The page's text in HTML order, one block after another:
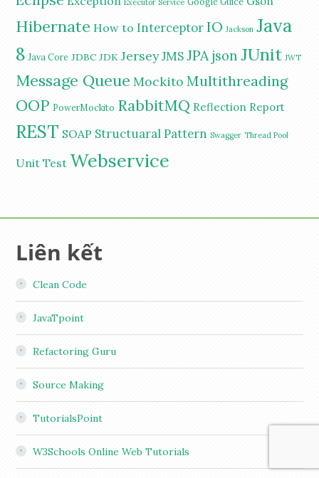
Hibernate How to InterceptorIO Jackson Java
8 Java Core JDBC JDK JerseyJMSJPA json JUnit JWT
Message Queue Mockito Multithreading
OOP PowerMockito RabbitMQ Reflection Report
REST SOAP Structuaral Pattern Swagger Thread Pool
Unit Test Webservice
Liên kết
Clean Code
JavaTpoint
Refactoring Guru
Source Making
TutorialsPoint
W3Schools Online Web Tutorials